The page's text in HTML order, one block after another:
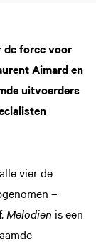
de force voor
Aimard en
uitvoerders
vier de
–
Melodien is een